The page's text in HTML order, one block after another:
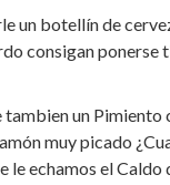
un botellín de
consigan ponerse
tambien un Pimiento
muy picado
le echamos el Caldo